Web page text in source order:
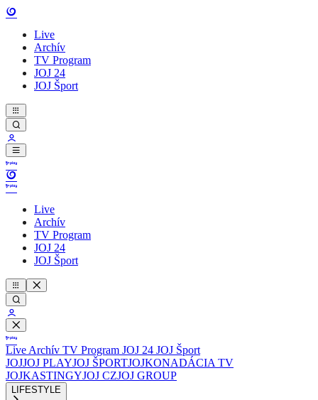
Live
Archív
TV Program
JOJ 24
JOJ Šport
Live
Archív
TV Program
JOJ 24
JOJ Šport
Live Archív TV Program JOJ 24 JOJ Šport
JOJJOJ PLAYJOJ ŠPORTJOJKONADÁCIA TV
JOJKASTINGYJOJ CZJOJ GROUP
LIFESTYLE